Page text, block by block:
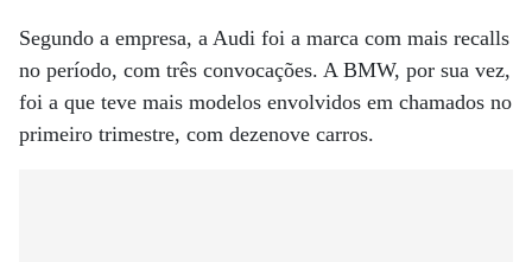
Segundo a empresa, a Audi foi a marca com mais recalls
no período, com três convocações. A BMW, por sua vez,
foi a que teve mais modelos envolvidos em chamados no
primeiro trimestre, com dezenove carros.